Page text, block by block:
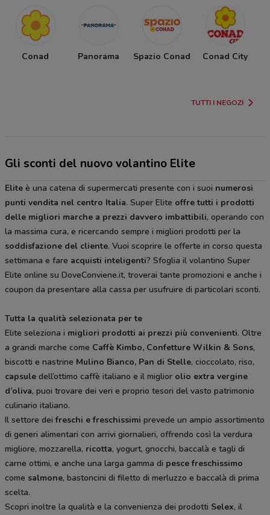
Conad Panorama Spazio Conad
Conad City
TUTTI I NEGOZI
Gli sconti del nuovo volantino Elite
Elite è una catena di supermercati presente con i suoi numerosi
punti vendita nel centro Italia. Super Elite offre tutti i prodotti
delle migliori marche a prezzi davvero imbattibili, operando con
la massima cura, e ricercando sempre i migliori prodotti per la
soddisfazione del cliente. Vuoi scoprire le offerte in corso questa
settimana e fare acquisti inteligenti? Sfoglia il volantino Super
Elite online su DoveConviene.it, troverai tante promozioni e anche i
coupon da presentare alla cassa per usufruire di particolari sconti.
Tutta la qualità selezionata per te
Elite seleziona i migliori prodotti ai prezzi più convenienti. Oltre
a grandi marche come Caffè Kimbo, Confetture Wilkin & Sons,
biscotti e nastrine Mulino Bianco, Pan di Stelle, cioccolato, riso,
capsule dell’ottimo caffè italiano e il miglior olio extra vergine
d’oliva, puoi trovare dei veri e proprio tesori del vasto patrimonio
culinario italiano.
Il settore deifreschi e freschissimi prevede un ampio assortimento
di generi alimentari con arrivi giornalieri, offrendo così la verdura
migliore, mozzarella, ricotta, yogurt, gnocchi, baccalà e tagli di
carne ottimi, e anche una larga gamma di pesce freschissimo
come salmone, bastoncini di filetto di merluzzo e baccalà di prima
scelta.
Scopri inoltre la qualità e la convenienza dei prodotti Selex, il